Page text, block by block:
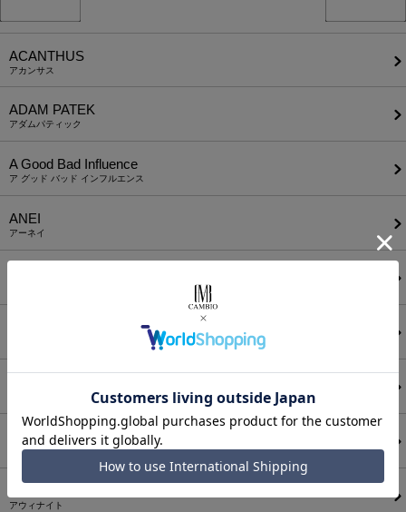
ACANTHUS
アカンサス
ADAM PATEK
アダムパティック
A Good Bad Influence
ア グッド バッド インフルエンス
ANEI
アーネイ
ATTACHMENT
アタッチメント
アウィナイト